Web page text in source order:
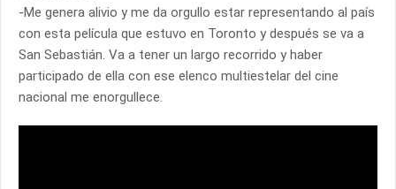
-Me genera alivio y me da orgullo estar representando al país
con esta película que estuvo en Toronto y después se va a
San Sebastián. Va a tener un largo recorrido y haber
participado de ella con ese elenco multiestelar del cine
nacional me enorgullece.